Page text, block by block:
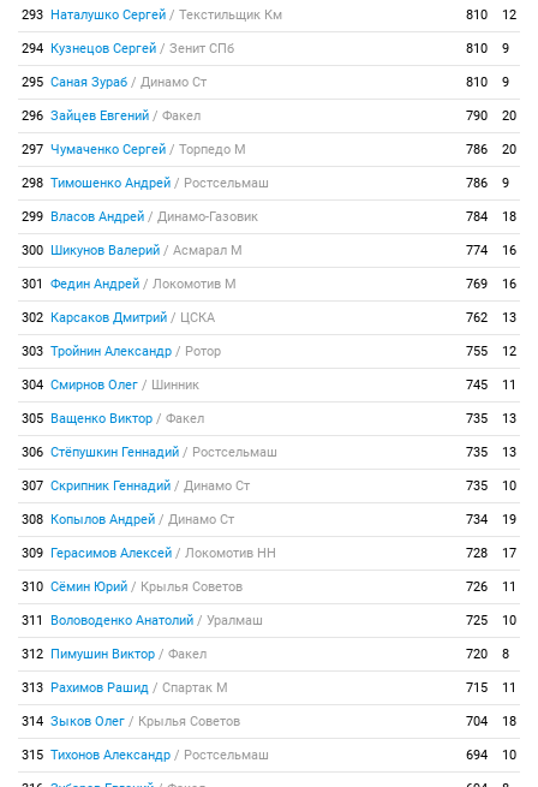
293 Наталушко Сергей / Текстильщик Км 810 12
294 Кузнецов Сергей / Зенит СПб 810 9
295 Саная Зураб / Динамо Ст 810 9
296 Зайцев Евгений / Факел 790 20
297 Чумаченко Сергей / Торпедо М 786 20
298 Тимошенко Андрей / Ростсельмаш 786 9
299 Власов Андрей / Динамо-Газовик 784 18
300 Шикунов Валерий / Асмарал М 774 16
301 Федин Андрей / Локомотив М 769 16
302 Карсаков Дмитрий / ЦСКА 762 13
303 Тройнин Александр / Ротор 755 12
304 Смирнов Олег / Шинник 745 11
305 Ващенко Виктор / Факел 735 13
306 Стёпушкин Геннадий / Ростсельмаш 735 13
307 Скрипник Геннадий / Динамо Ст 735 10
308 Копылов Андрей / Динамо Ст 734 19
309 Герасимов Алексей / Локомотив НН 728 17
310 Сёмин Юрий / Крылья Советов 726 11
311 Воловоденко Анатолий / Уралмаш 725 10
312 Пимушин Виктор / Факел 720 8
313 Рахимов Рашид / Спартак М 715 11
314 Зыков Олег / Крылья Советов 704 18
315 Тихонов Александр / Ростсельмаш 694 10